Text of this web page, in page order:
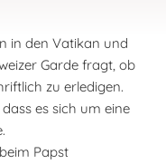
in den Vatikan und
Garde fragt, ob
zu erledigen.
es sich um eine
Papst